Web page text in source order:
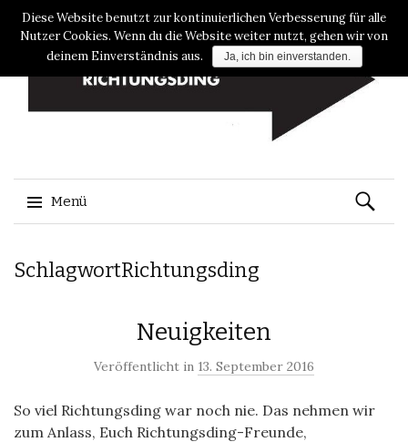
Menü
Inhalt
Suche
nach:
SchlagwortRichtungsding
Neuigkeiten
Veröffentlicht in 13. September 2016
So viel Richtungsding war noch nie. Das nehmen wir
zum Anlass, Euch Richtungsding-Freunde,
Diese Website benutzt zur kontinuierlichen Verbesserung für alle
Nutzer Cookies. Wenn du die Website weiter nutzt, gehen wir von
deinem Einverständnis aus.
Ja, ich bin einverstanden.